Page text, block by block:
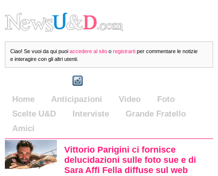
Ciao! Se vuoi da qui puoi accedere al sito o registrarti per commentare le notizie
e interagire con gli altri utenti.
Home Anticipazioni Video
Foto
Scelte U&D
Interviste
Grande Fratello
Amici
Vittorio Parigini ci fornisce
delucidazioni sulle foto sue e di
Sara Affi Fella diffuse sul web